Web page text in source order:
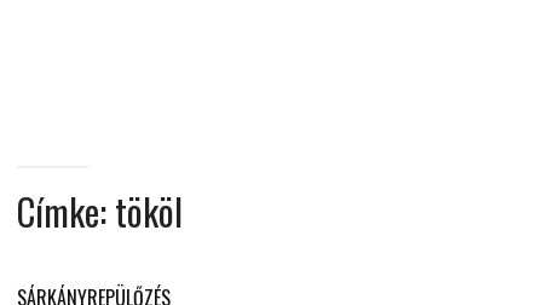
Címke:tököl
SÁRKÁNYREPÜLŐZÉS